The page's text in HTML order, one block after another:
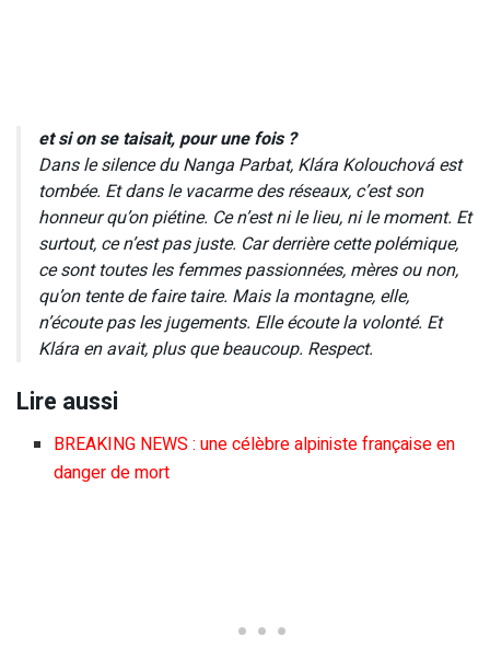
et si on se taisait, pour une fois ?
Dans le silence du Nanga Parbat, Klára Kolouchová est
tombée. Et dans le vacarme des réseaux, c’est son
honneur qu’on piétine. Ce n’est ni le lieu, ni le moment. Et
surtout, ce n’est pas juste. Car derrière cette polémique,
ce sont toutes les femmes passionnées, mères ou non,
qu’on tente de faire taire. Mais la montagne, elle,
n’écoute pas les jugements. Elle écoute la volonté. Et
Klára en avait, plus que beaucoup. Respect.
Lire aussi
BREAKING NEWS : une célèbre alpiniste française en
danger de mort